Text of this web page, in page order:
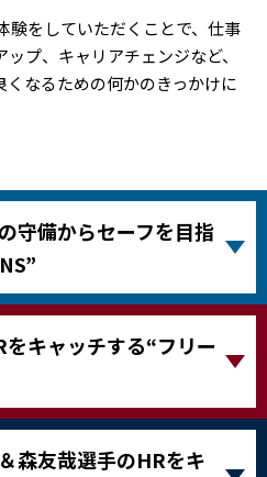
験をしていただくことで、仕事
プ、キャリアチェンジなど、
なるための何かのきっかけに
守備からセーフを目指
キャッチする“フリー
森友哉選手のHRをキ